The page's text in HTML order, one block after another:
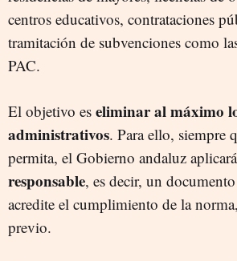
centros educativos, contrataciones
tramitación de subvenciones como
PAC.
El objetivo es eliminar al máximo
administrativos. Para ello, siempre
permita, el Gobierno andaluz
responsable, es decir, un
acredite el cumplimiento de la
previo.